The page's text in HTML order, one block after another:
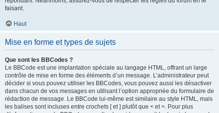
faisant.
Haut
Mise en forme et types de sujets
Que sont les BBCodes ?
Le BBCode est une implantation spéciale au langage HTML, offrant un large
contrôle de mise en forme des éléments d’un message. L’administrateur peut
décider si vous pouvez utiliser les BBCodes, vous pouvez aussi les désactiver
dans chacun de vos messages en utilisant l’option appropriée du formulaire de
rédaction de message. Le BBCode lui-même est similaire au style HTML, mais
les balises sont incluses entre crochets [ et ] plutôt que < et >. Pour plus